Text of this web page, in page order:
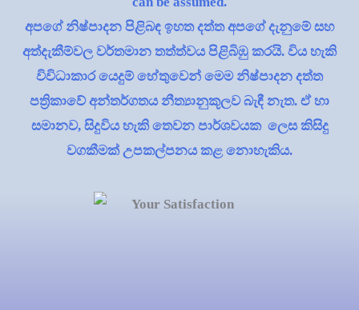
අපගේ නිෂ්පාදන පිළිබඳ ඉහත දත්ත අපගේ දැනුමේ සහ
අත්දැකීම්වල වර්තමාන තත්ත්වය පිළිබිඹු කරයි. විය හැකි
විවිධාකාර යෙදුම් හේතුවෙන් මෙම නිෂ්පාදන දත්ත
පත්‍රිකාවේ අන්තර්ගතය නීත්‍යානුකූලව බැඳී නැත. ඒ හා
සමානව, සිදුවිය හැකි තෙවන පාර්ශවයක ලෙස කිසිදු
වගකීමක් උපකල්පනය කළ නොහැකිය.